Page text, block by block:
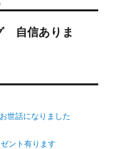
自信ありま
世話になりました
ント有ります